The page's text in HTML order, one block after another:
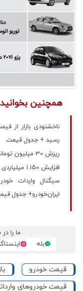
همچنین بخوانید
رسید + جدول قیمت
ریزش 30 میلیون تومانی قیمت «هایما S5 پلاس» در بازار +جدول
افزایش 1.150 میلیاردی آزرا 2019 در 8 ماه + نمودار
سیگنال واردات
ایران‌خودرو+ جدول
ما را
بله
قیمت خودرو
قیمت خودروهای